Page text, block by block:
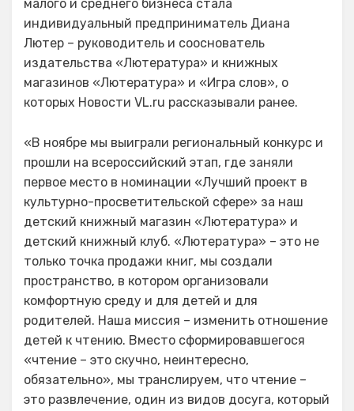
малого и среднего бизнеса стала
индивидуальный предприниматель Диана
Лютер – руководитель и сооснователь
издательства «Лютература» и книжных
магазинов «Лютература» и «Игра слов», о
которых Новости VL.ru рассказывали ранее.
«В ноябре мы выиграли региональный конкурс и
прошли на всероссийский этап, где заняли
первое место в номинации «Лучший проект в
культурно-просветительской сфере» за наш
детский книжный магазин «Лютература» и
детский книжный клуб. «Лютература» – это не
только точка продажи книг, мы создали
пространство, в котором организовали
комфортную среду и для детей и для
родителей. Наша миссия – изменить отношение
детей к чтению. Вместо сформировавшегося
«чтение – это скучно, неинтересно,
обязательно», мы транслируем, что чтение –
это развлечение, один из видов досуга, который